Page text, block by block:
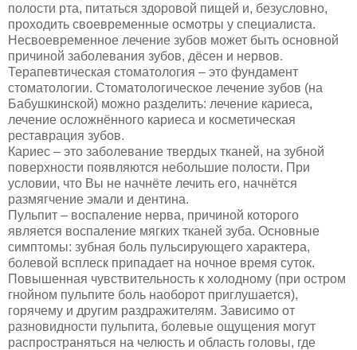
полости рта, питаться здоровой пищей и, безусловно,
проходить своевременные осмотры у специалиста.
Несвоевременное лечение зубов может быть основной
причиной заболевания зубов, дёсен и нервов.
Терапевтическая стоматология – это фундамент
стоматологии. Стоматологическое лечение зубов (на
Бабушкинской) можно разделить: лечение кариеса,
лечение осложнённого кариеса и косметическая
реставрация зубов.
Кариес – это заболевание твердых тканей, на зубной
поверхности появляются небольшие полости. При
условии, что Вы не начнёте лечить его, начнётся
размягчение эмали и дентина.
Пульпит – воспаление нерва, причиной которого
является воспаление мягких тканей зуба. Основные
симптомы: зубная боль пульсирующего характера,
болевой всплеск припадает на ночное время суток.
Повышенная чувствительность к холодному (при остром
гнойном пульпите боль наоборот приглушается),
горячему и другим раздражителям. Зависимо от
разновидности пульпита, болевые ощущения могут
распространяться на челюсть и область головы, где